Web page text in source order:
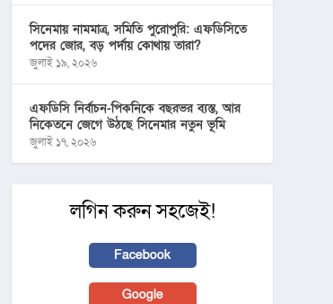
সিনেমায় নামমাত্র, সমিতি পুরোপুরি: এফডিসিতে
পদের জোর, বড় পর্দায় কোথায় তারা?
জুলাই ১৯, ২০২৬
এফডিসি নির্বাচন-পিকনিকে বছরভর ব্যস্ত, আর
নিকেতনে জেগে উঠছে সিনেমার নতুন ভূমি
জুলাই ১৭, ২০২৬
লগিন করুন সহজেই!
Facebook
Google